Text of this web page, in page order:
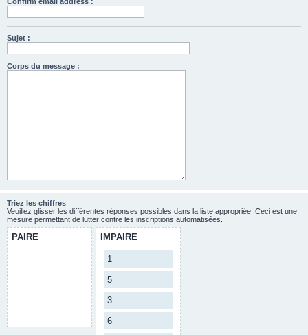
Sujet :
Corps du message :
Triez les chiffres
Veuillez glisser les différentes réponses possibles dans la liste appropriée. Ceci est une
mesure permettant de lutter contre les inscriptions automatisées.
PAIRE IMPAIRE
1
5
3
6